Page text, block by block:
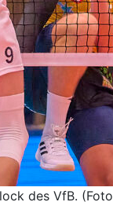
des VfB.